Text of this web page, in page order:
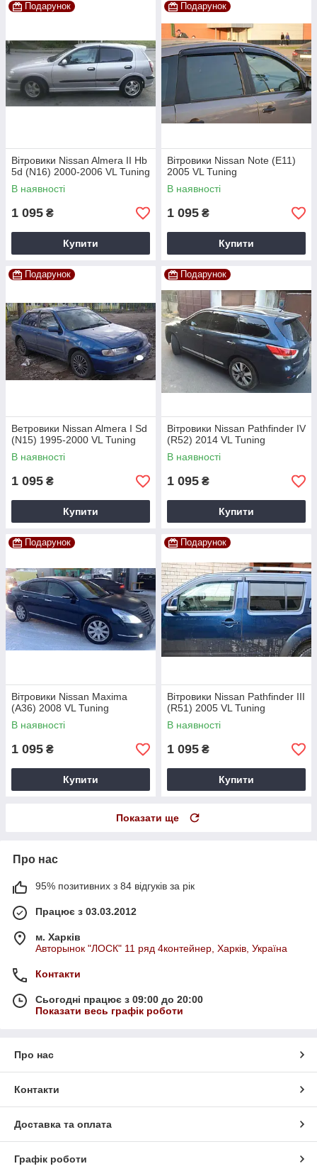
Подарунок
Вітровики Nissan Almera II Hb
5d (N16) 2000-2006 VL Tuning
В наявності
1 095 ₴
Купити
Подарунок
Вітровики Nissan Note (E11)
2005 VL Tuning
В наявності
1 095 ₴
Купити
Подарунок
Ветровики Nissan Almera I Sd
(N15) 1995-2000 VL Tuning
В наявності
1 095 ₴
Купити
Подарунок
Вітровики Nissan Pathfinder IV
(R52) 2014 VL Tuning
В наявності
1 095 ₴
Купити
Подарунок
Вітровики Nissan Maxima
(A36) 2008 VL Tuning
В наявності
1 095 ₴
Купити
Подарунок
Вітровики Nissan Pathfinder III
(R51) 2005 VL Tuning
В наявності
1 095 ₴
Купити
Показати ще
Про нас
95% позитивних з 84 відгуків за рік
Працює з 03.03.2012
м. Харків
Авторынок "ЛОСК" 11 ряд 4контейнер, Харків, Україна
Контакти
Сьогодні працює з 09:00 до 20:00
Показати весь графік роботи
Про нас
Контакти
Доставка та оплата
Графік роботи